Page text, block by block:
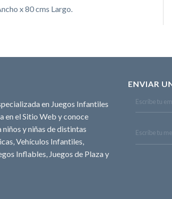
x 80 cms Largo.
en Juegos Infantiles
en el Sitio Web y conoce
y niñas de distintas
Vehículos Infantiles,
Inflables, Juegos de Plaza y
ENVIAR